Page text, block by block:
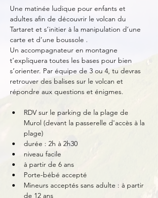
Une matinée ludique pour enfants et
adultes afin de découvrir le volcan du
Tartaret et s’initier à la manipulation d’une
carte et d’une boussole .
Un accompagnateur en montagne
t’expliquera toutes les bases pour bien
s’orienter. Par équipe de 3 ou 4, tu devras
retrouver des balises sur le volcan et
répondre aux questions et énigmes.
RDV sur le parking de la plage de
Murol (devant la passerelle d'accès à la
plage)
durée : 2h à 2h30
niveau facile
à partir de 6 ans
Porte-bébé accepté
Mineurs acceptés sans adulte : à partir
de 12 ans